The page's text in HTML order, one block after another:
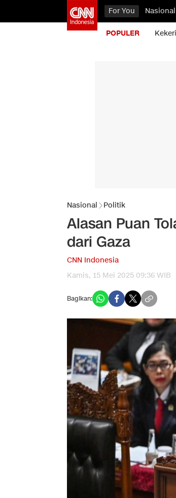
For You Nasional
POPULER
Nasional Politik
Alasan Puan
dari Gaza
CNN Indonesia
Kamis, 15 Mei 2025 09:36 WIB
Bagikan: